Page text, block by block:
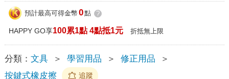
預計最高可得金幣 0點 ?
HAPPY GO享100累1點 4點抵1元 折抵無上限
分類： 文具 ＞ 學習用品 ＞ 修正用品
＞
按鍵式橡皮擦
追蹤